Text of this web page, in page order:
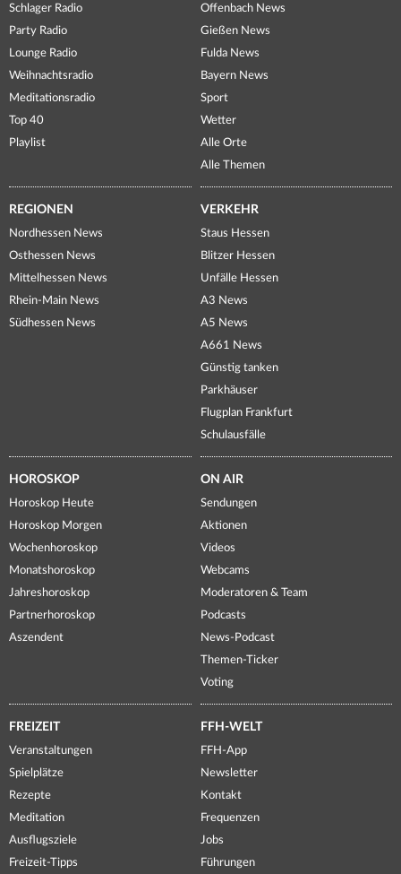
Schlager Radio
Party Radio
Lounge Radio
Weihnachtsradio
Meditationsradio
Top 40
Playlist
Offenbach News
Gießen News
Fulda News
Bayern News
Sport
Wetter
Alle Orte
Alle Themen
REGIONEN
Nordhessen News
Osthessen News
Mittelhessen News
Rhein-Main News
Südhessen News
VERKEHR
Staus Hessen
Blitzer Hessen
Unfälle Hessen
A3 News
A5 News
A661 News
Günstig tanken
Parkhäuser
Flugplan Frankfurt
Schulausfälle
HOROSKOP
Horoskop Heute
Horoskop Morgen
Wochenhoroskop
Monatshoroskop
Jahreshoroskop
Partnerhoroskop
Aszendent
ON AIR
Sendungen
Aktionen
Videos
Webcams
Moderatoren & Team
Podcasts
News-Podcast
Themen-Ticker
Voting
FREIZEIT
Veranstaltungen
Spielplätze
Rezepte
Meditation
Ausflugsziele
Freizeit-Tipps
FFH-WELT
FFH-App
Newsletter
Kontakt
Frequenzen
Jobs
Führungen